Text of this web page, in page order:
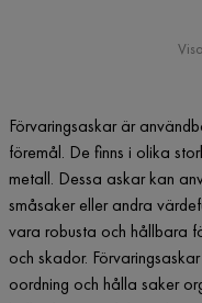
Förvaringsaskar är
föremål. De finns i olika
metall. Dessa askar kan
småsaker eller andra
vara robusta och hållbara
och skador.
oordning och hålla saker